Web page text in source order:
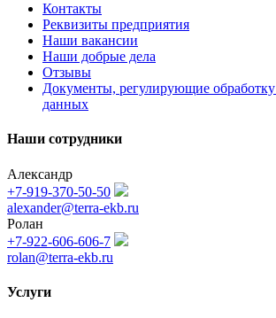
Контакты
Реквизиты предприятия
Наши вакансии
Наши добрые дела
Отзывы
Документы, регулирующие
данных
Наши сотрудники
Александр
+7-919-370-50-50
alexander@terra-ekb.ru
Ролан
+7-922-606-606-7
rolan@terra-ekb.ru
Услуги